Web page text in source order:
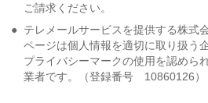
ご請求ください。
● テレメールサービスを提供する株式
ページは個人情報を適切に取り扱う
プライバシーマークの使用を認めら
業者です。（登録番号 10860126）